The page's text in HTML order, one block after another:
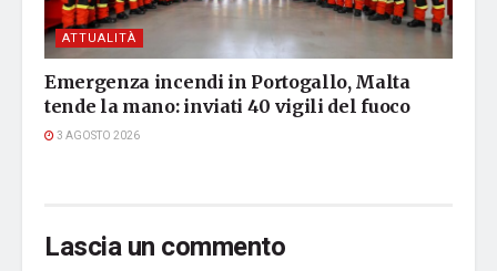
ATTUALITÀ
Emergenza incendi in Portogallo, Malta
tende la mano: inviati 40 vigili del fuoco
3 AGOSTO 2026
Lascia un commento